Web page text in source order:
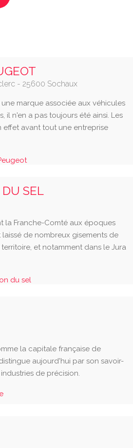
- 25600 Sochaux
marque associée aux véhicules
il n'en a pas toujours été ainsi. Les
effet avant tout une entreprise
DU SEL
la Franche-Comté aux époques
de nombreux gisements de
et notamment dans le Jura
du sel
la capitale française de
aujourd'hui par son savoir-
de précision.